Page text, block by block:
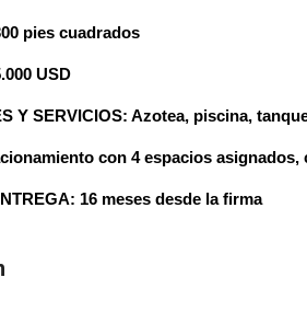
pies cuadrados
USD
Y SERVICIOS: Azotea, piscina,
con 4 espacios asignados,
: 16 meses desde la firma